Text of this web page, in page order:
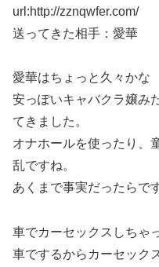
url:http://zznqwfer.com/
送ってきた相手：愛華
愛華はちょっと久々かな
安っぽいキャバクラ嬢み
てきました。
オナホールを使ったり、
乱ですね。
あくまで事実だったらで
車でカーセックスしちゃ
車でするからカーセック